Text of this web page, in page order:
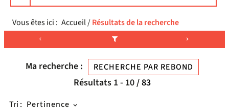
Vous êtes ici : Accueil/Résultats de la recherche
Ma recherche : RECHERCHE PAR REBOND
Résultats 1- 10/ 83
Tri : Pertinence